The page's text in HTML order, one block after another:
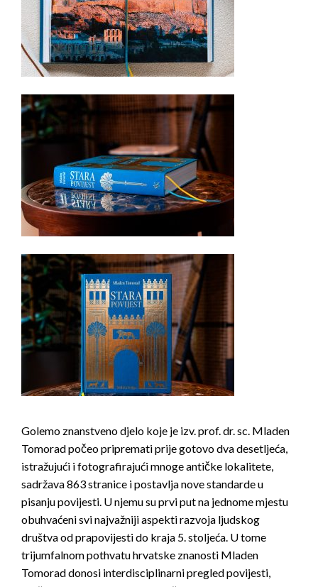
Golemo znanstveno djelo koje je izv. prof. dr. sc. Mladen
Tomorad počeo pripremati prije gotovo dva desetljeća,
istražujući i fotografirajući mnoge antičke lokalitete,
sadržava 863 stranice i postavlja nove standarde u
pisanju povijesti. U njemu su prvi put na jednome mjestu
obuhvaćeni svi najvažniji aspekti razvoja ljudskog
društva od prapovijesti do kraja 5. stoljeća. U tome
trijumfalnom pothvatu hrvatske znanosti Mladen
Tomorad donosi interdisciplinarni pregled povijesti,